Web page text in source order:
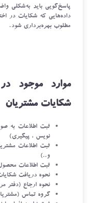
پاسخ‌گویی باید به‌شکلی
داده‌هایی که شکایات در
مطلوب بهره‌برداری شود.
موارد موجود
شکایات مشتریان
ثبت اطلاعات به
نویس ، پیگیری)
ثبت اطلاعات
و..)
ثبت اطلاعات
نحوه دریافت
نحوه ارجاع
گروه تماس